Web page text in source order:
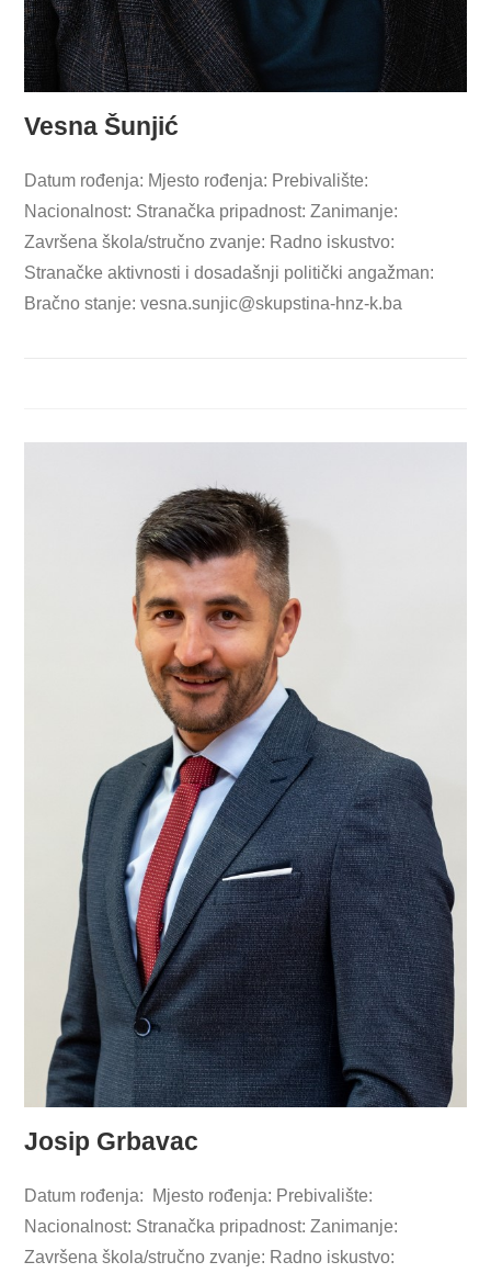
Vesna Šunjić
Datum rođenja: Mjesto rođenja: Prebivalište:
Nacionalnost: Stranačka pripadnost: Zanimanje:
Završena škola/stručno zvanje: Radno iskustvo:
Stranačke aktivnosti i dosadašnji politički angažman:
Bračno stanje:vesna.sunjic@skupstina-hnz-k.ba
Josip Grbavac
Datum rođenja: Mjesto rođenja: Prebivalište:
Nacionalnost: Stranačka pripadnost: Zanimanje:
Završena škola/stručno zvanje: Radno iskustvo: